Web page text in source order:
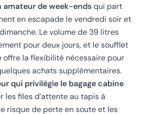
amateur de week-endsqui part
en escapade le vendredi soir et
Le volume de 39 litres
pour deux jours, et le soufflet
offre la flexibilité nécessaire pour
achats supplémentaires.
qui privilégie le bagage cabine
les files d’attente au tapis à
risque de perte en soute et les